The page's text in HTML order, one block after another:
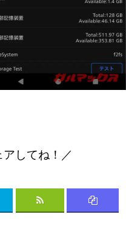
してね！／